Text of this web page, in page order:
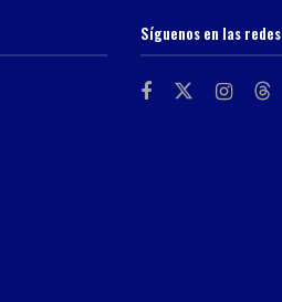
Síguenos en las redes